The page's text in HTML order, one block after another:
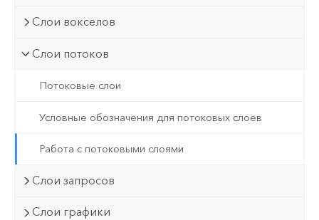
Слои вокселов
Слои потоков
Потоковые слои
Условные обозначения для потоковых слоев
Работа с потоковыми слоями
Слои запросов
Слои графики